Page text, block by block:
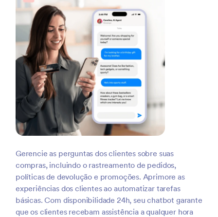
Gerencie as perguntas dos clientes sobre suas
compras, incluindo o rastreamento de pedidos,
políticas de devolução e promoções. Aprimore as
experiências dos clientes ao automatizar tarefas
básicas. Com disponibilidade 24h, seu chatbot garante
que os clientes recebam assistência a qualquer hora